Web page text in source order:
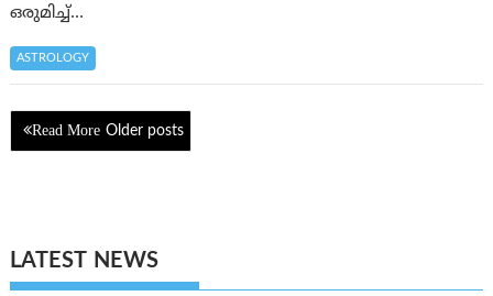
ഒരുമിച്ച്…
ASTROLOGY
Posts
navigation
Older posts
LATEST NEWS